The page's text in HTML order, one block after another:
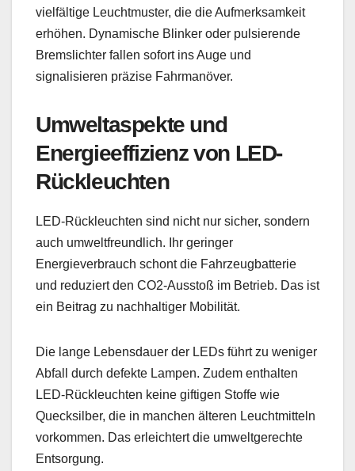
vielfältige Leuchtmuster, die die Aufmerksamkeit
erhöhen. Dynamische Blinker oder pulsierende
Bremslichter fallen sofort ins Auge und
signalisieren präzise Fahrmanöver.
Umweltaspekte und
Energieeffizienz von LED-
Rückleuchten
LED-Rückleuchten sind nicht nur sicher, sondern
auch umweltfreundlich. Ihr geringer
Energieverbrauch schont die Fahrzeugbatterie
und reduziert den CO2-Ausstoß im Betrieb. Das ist
ein Beitrag zu nachhaltiger Mobilität.
Die lange Lebensdauer der LEDs führt zu weniger
Abfall durch defekte Lampen. Zudem enthalten
LED-Rückleuchten keine giftigen Stoffe wie
Quecksilber, die in manchen älteren Leuchtmitteln
vorkommen. Das erleichtert die umweltgerechte
Entsorgung.